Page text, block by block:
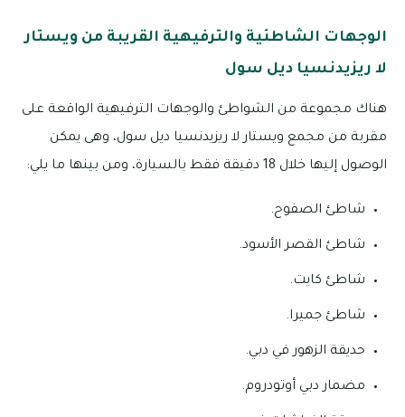
الوجهات الشاطئية والترفيهية القريبة من ويستار
لا ريزيدنسيا ديل سول
هناك مجموعة من الشواطئ والوجهات الترفيهية الواقعة على
مقربة من مجمع ويستار لا ريزيدنسيا ديل سول، وهى يمكن
الوصول إليها خلال 18 دقيقة فقط بالسيارة، ومن بينها ما يلي:
شاطئ الصفوح.
شاطئ القصر الأسود.
شاطئ كايت.
شاطئ جميرا.
حديقة الزهور في دبي.
مضمار دبي أوتودروم.